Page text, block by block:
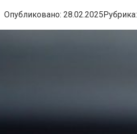
Опубликовано: 28.02.2025Рубрика: